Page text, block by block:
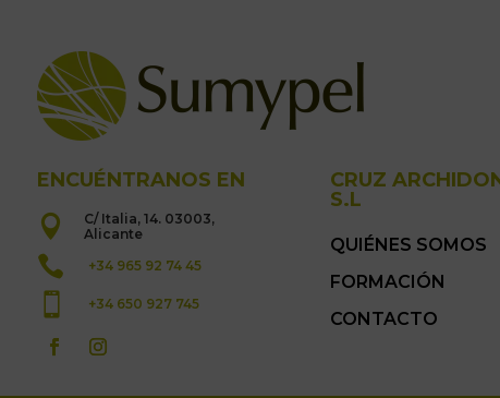
ENCUÉNTRANOS EN

C/ Italia, 14. 03003,
Alicante
 +34 965 92 74 45
 +34 650 927 745
CRUZ
S.L
QUIÉNES SOMOS
FORMACIÓN
CONTACTO